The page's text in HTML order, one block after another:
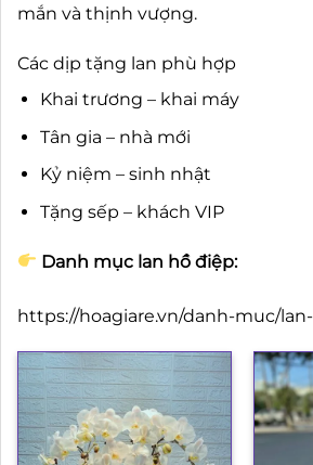
mắn và thịnh vượng.
Các dịp tặng lan phù hợp
Khai trương – khai máy
Tân gia – nhà mới
Kỷ niệm – sinh nhật
Tặng sếp – khách VIP
Danh mục lan hồ điệp:
https://hoagiare.vn/danh-muc/